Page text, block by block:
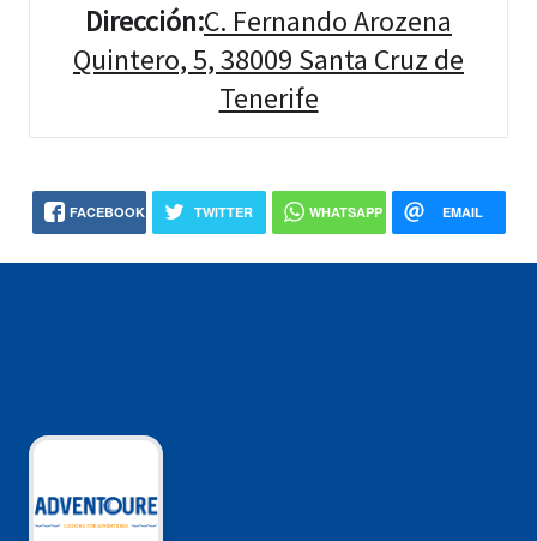
Dirección:C. Fernando Arozena
Quintero, 5, 38009 Santa Cruz de
Tenerife
FACEBOOK TWITTER WHATSAPP EMAIL